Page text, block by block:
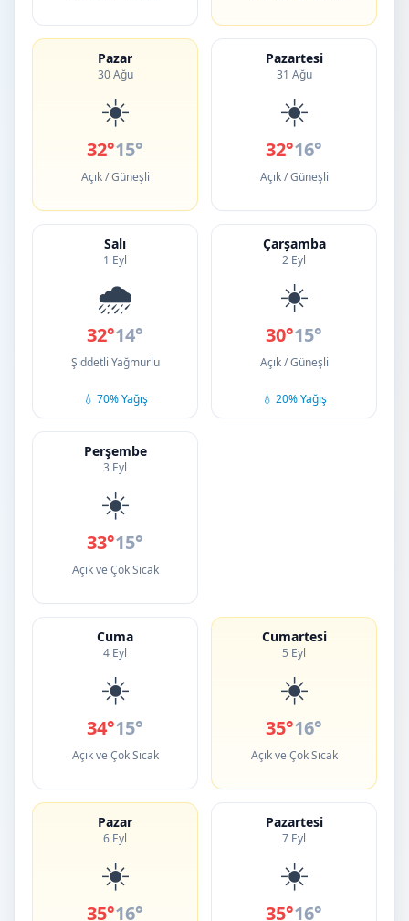
Pazar
30 Ağu
☀️
32°15°
Açık / Güneşli
Pazartesi
31 Ağu
☀️
32°16°
Açık / Güneşli
Salı
1 Eyl
🌧️
32°14°
Şiddetli Yağmurlu
💧 70% Yağış
Çarşamba
2 Eyl
☀️
30°15°
Açık / Güneşli
💧 20% Yağış
Perşembe
3 Eyl
☀️
33°15°
Açık ve Çok Sıcak
Cuma
4 Eyl
☀️
34°15°
Açık ve Çok Sıcak
Cumartesi
5 Eyl
☀️
35°16°
Açık ve Çok Sıcak
Pazar
6 Eyl
☀️
35°16°
Pazartesi
7 Eyl
☀️
35°16°